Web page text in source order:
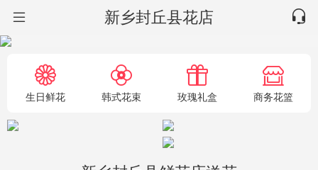
新乡封丘县花店
生日鲜花 韩式花束 玫瑰礼盒 商务花篮